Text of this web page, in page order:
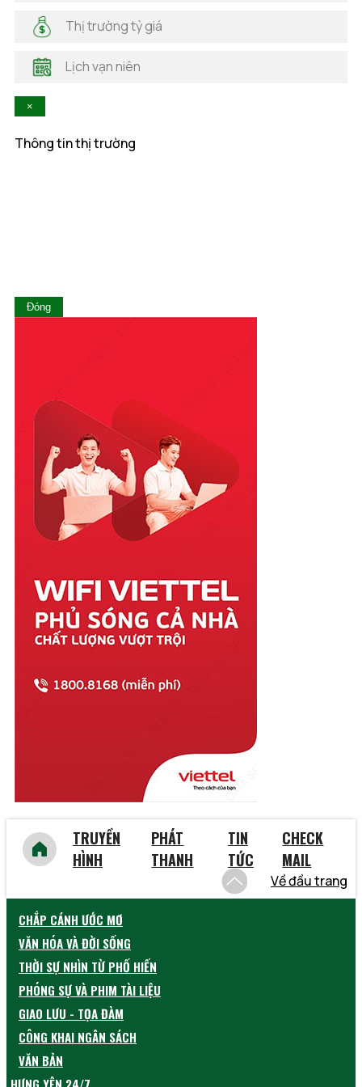
Hà Tĩnh
Hòa Bình
Lai Châu
Quảng Ngãi
Quảng Ninh
Quảng Trị
Sóc Trăng
Sơn La
Tây Ninh
Thái Bình
Thái Nguyên
Thừa Thiên Huế
Tiền Giang
Trà Vinh
Tuyên Quang
Vĩnh Phúc
Vũng Tàu
Thị trường tỷ giá
Lịch vạn niên
×
Thông tin thị trường
Đóng
TRUYỀN
HÌNH
PHÁT
THANH
TIN
TỨC
CHECK
MAIL
Về đầu trang
CHẮP CÁNH ƯỚC MƠ
VĂN HÓA VÀ ĐỜI SỐNG
THỜI SỰ NHÌN TỪ PHỐ HIẾN
PHÓNG SỰ VÀ PHIM TÀI LIỆU
GIAO LƯU - TỌA ĐÀM
CÔNG KHAI NGÂN SÁCH
VĂN BẢN